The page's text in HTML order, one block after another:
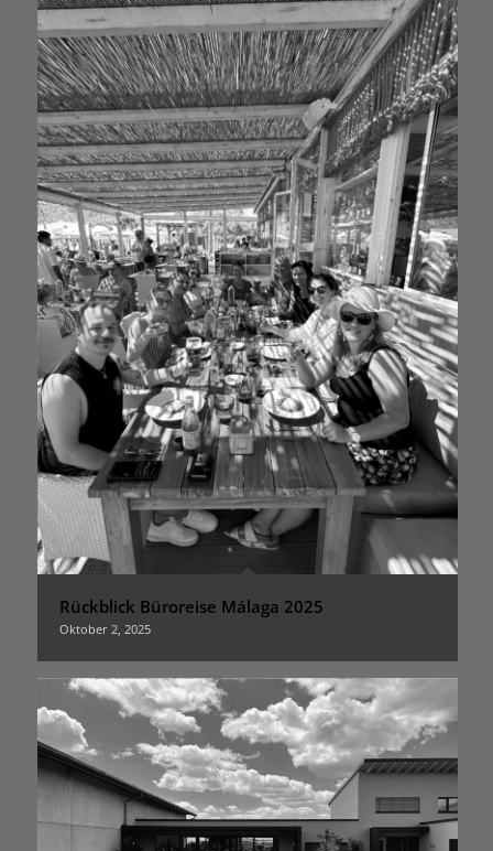
Rückblick Büroreise Málaga 2025
Oktober 2, 2025